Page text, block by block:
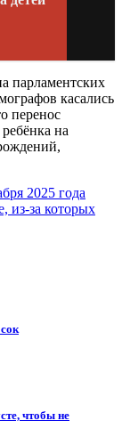
парламентских
касались
перенос
на
2025 года
из-за которых
чтобы не